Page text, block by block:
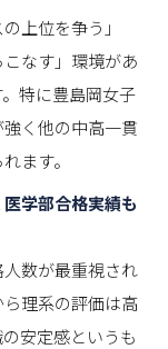
上位を争う」
こなす」環境があ
特に豊島岡女子
く他の中高一貫
ます。
学部合格実績も
数が最重視され
理系の評価は高
安定感というも